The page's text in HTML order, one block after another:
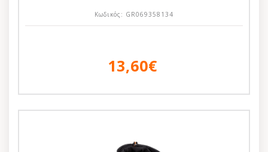
Κωδικός: GR069358134
13,60€